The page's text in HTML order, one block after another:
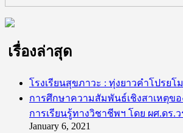
เรื่องล่าสุด
โรงเรียนสุขภาวะ : ทุ่งยาวคำโปรยโ
การศึกษาความสัมพันธ์เชิงสาเหตุข
การเรียนรู้ทางวิชาชีพฯ โดย ผศ.ดร.
January 6, 2021